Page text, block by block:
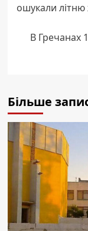
ошукали літню
В Гречанах
Більше